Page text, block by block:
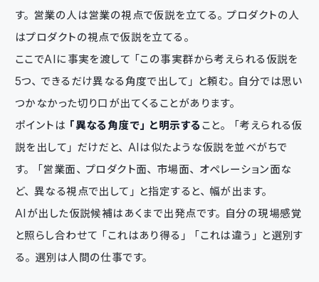
す。営業の人は営業の視点で仮説を立てる。プロダクトの人
はプロダクトの視点で仮説を立てる。
ここでAIに事実を渡して「この事実群から考えられる仮説を
5つ、できるだけ異なる角度で出して」と頼む。自分では思い
つかなかった切り口が出てくることがあります。
ポイントは 「異なる角度で」と明示する こと。「考えられる仮
説を出して」だけだと、AIは似たような仮説を並べがちで
す。「営業面、プロダクト面、市場面、オペレーション面な
ど、異なる視点で出して」と指定すると、幅が出ます。
AIが出した仮説候補はあくまで出発点です。自分の現場感覚
と照らし合わせて「これはあり得る」「これは違う」と選別す
る。選別は人間の仕事です。